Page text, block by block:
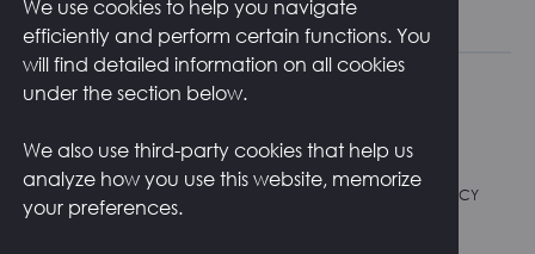
Subscribe
RESI E SPEDIZIONI COOKIE POLICY
We use cookies to help you navigate
efficiently and perform certain functions. You
will find detailed information on all cookies
under the section below.
We also use third-party cookies that help us
analyze how you use this website, memorize
your preferences.